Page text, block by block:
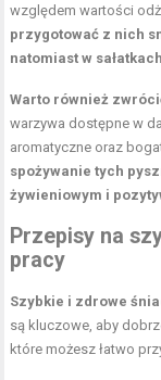
względem wartości
przygotować z nich
natomiast w
Warto również
warzywa dostępne w
aromatyczne oraz
spożywanie tych
żywieniowym i
Przepisy na
pracy
Szybkie i zdrowe
są kluczowe, aby
które możesz łatwo